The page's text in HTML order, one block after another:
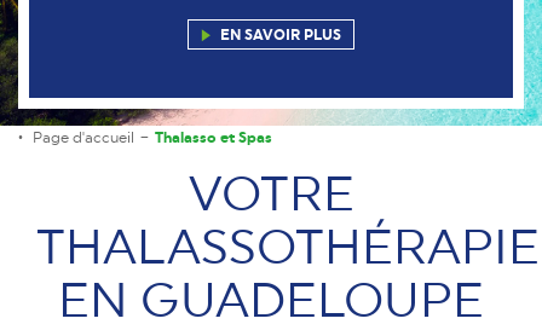
EN SAVOIR PLUS
Page d'accueil Thalasso et Spas
VOTRE
THALASSOTHÉRAPIE
EN GUADELOUPE